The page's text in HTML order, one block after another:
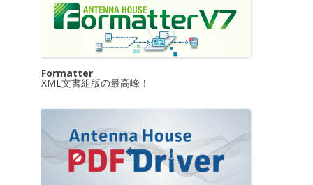
Formatter
XML文書組版の最高峰！